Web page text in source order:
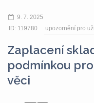
9. 7. 2025
ID: 119780
upozornění pro
Zaplacení
podmínkou
věci